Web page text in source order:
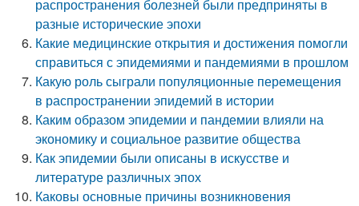
распространения болезней были предприняты в
разные исторические эпохи
Какие медицинские открытия и достижения помогли
справиться с эпидемиями и пандемиями в прошлом
Какую роль сыграли популяционные перемещения
в распространении эпидемий в истории
Каким образом эпидемии и пандемии влияли на
экономику и социальное развитие общества
Как эпидемии были описаны в искусстве и
литературе различных эпох
Каковы основные причины возникновения